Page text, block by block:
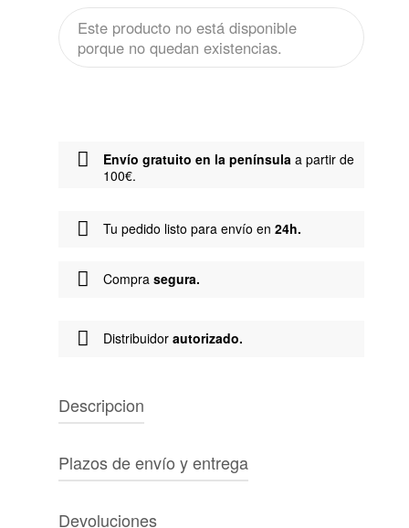
Este producto no está disponible
porque no quedan existencias.
Envío gratuito en la penínsulaa partir de
100€.
Tu pedido listo para envío en24h.
Comprasegura.
Distribuidorautorizado.
Descripcion
Marca:Carhartt
Tipo de producto:Pantalón corto
Color:Marrón
Plazos de envío y entrega
PENÍNSULA IBÉRICA
Devoluciones